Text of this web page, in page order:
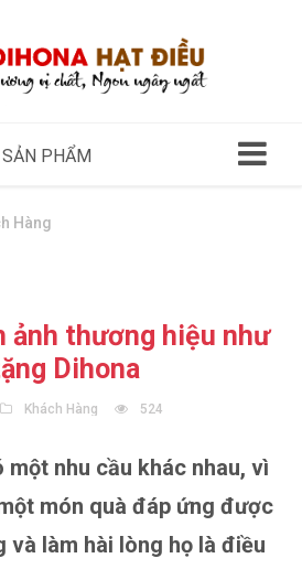
SẢN PHẨM
Hàng
ảnh thương hiệu như
Dihona
Khách Hàng 524
nhu cầu khác nhau, vì
món quà đáp ứng được
và làm hài lòng họ là điều